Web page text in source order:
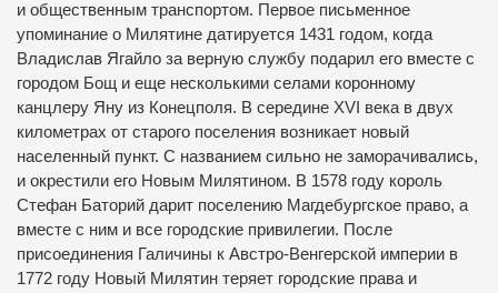
и общественным транспортом. Первое письменное
упоминание о Милятине датируется 1431 годом, когда
Владислав Ягайло за верную службу подарил его вместе с
городом Бощ и еще несколькими селами коронному
канцлеру Яну из Конецполя. В середине ХVI века в двух
километрах от старого поселения возникает новый
населенный пункт. С названием сильно не заморачивались,
и окрестили его Новым Милятином. В 1578 году король
Стефан Баторий дарит поселению Магдебургское право, а
вместе с ним и все городские привилегии. После
присоединения Галичины к Австро-Венгерской империи в
1772 году Новый Милятин теряет городские права и